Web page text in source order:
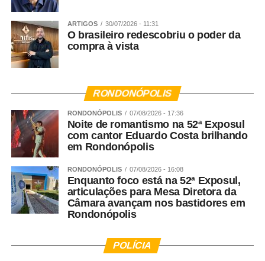
ARTIGOS 30/07/2026 - 11:31
O brasileiro redescobriu o poder da
compra à vista
RONDONÓPOLIS
RONDONÓPOLIS 07/08/2026 - 17:36
Noite de romantismo na 52ª Exposul
com cantor Eduardo Costa brilhando
em Rondonópolis
RONDONÓPOLIS 07/08/2026 - 16:08
Enquanto foco está na 52ª Exposul,
articulações para Mesa Diretora da
Câmara avançam nos bastidores em
Rondonópolis
POLÍCIA